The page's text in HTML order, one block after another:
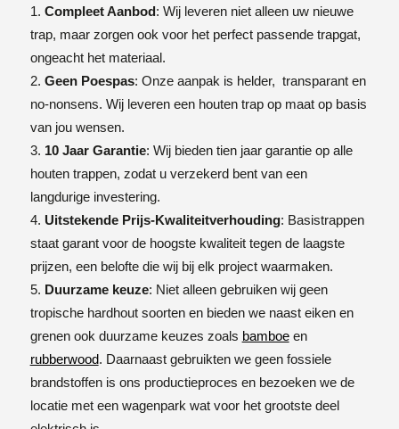
Compleet Aanbod: Wij leveren niet alleen uw nieuwe
trap, maar zorgen ook voor het perfect passende trapgat,
ongeacht het materiaal.
Geen Poespas: Onze aanpak is helder, transparant en
no-nonsens. Wij leveren een houten trap op maat op basis
van jou wensen.
10 Jaar Garantie: Wij bieden tien jaar garantie op alle
houten trappen, zodat u verzekerd bent van een
langdurige investering.
Uitstekende Prijs-Kwaliteitverhouding: Basistrappen
staat garant voor de hoogste kwaliteit tegen de laagste
prijzen, een belofte die wij bij elk project waarmaken.
Duurzame keuze: Niet alleen gebruiken wij geen
tropische hardhout soorten en bieden we naast eiken en
grenen ook duurzame keuzes zoals bamboeen
rubberwood. Daarnaast gebruikten we geen fossiele
brandstoffen is ons productieproces en bezoeken we de
locatie met een wagenpark wat voor het grootste deel